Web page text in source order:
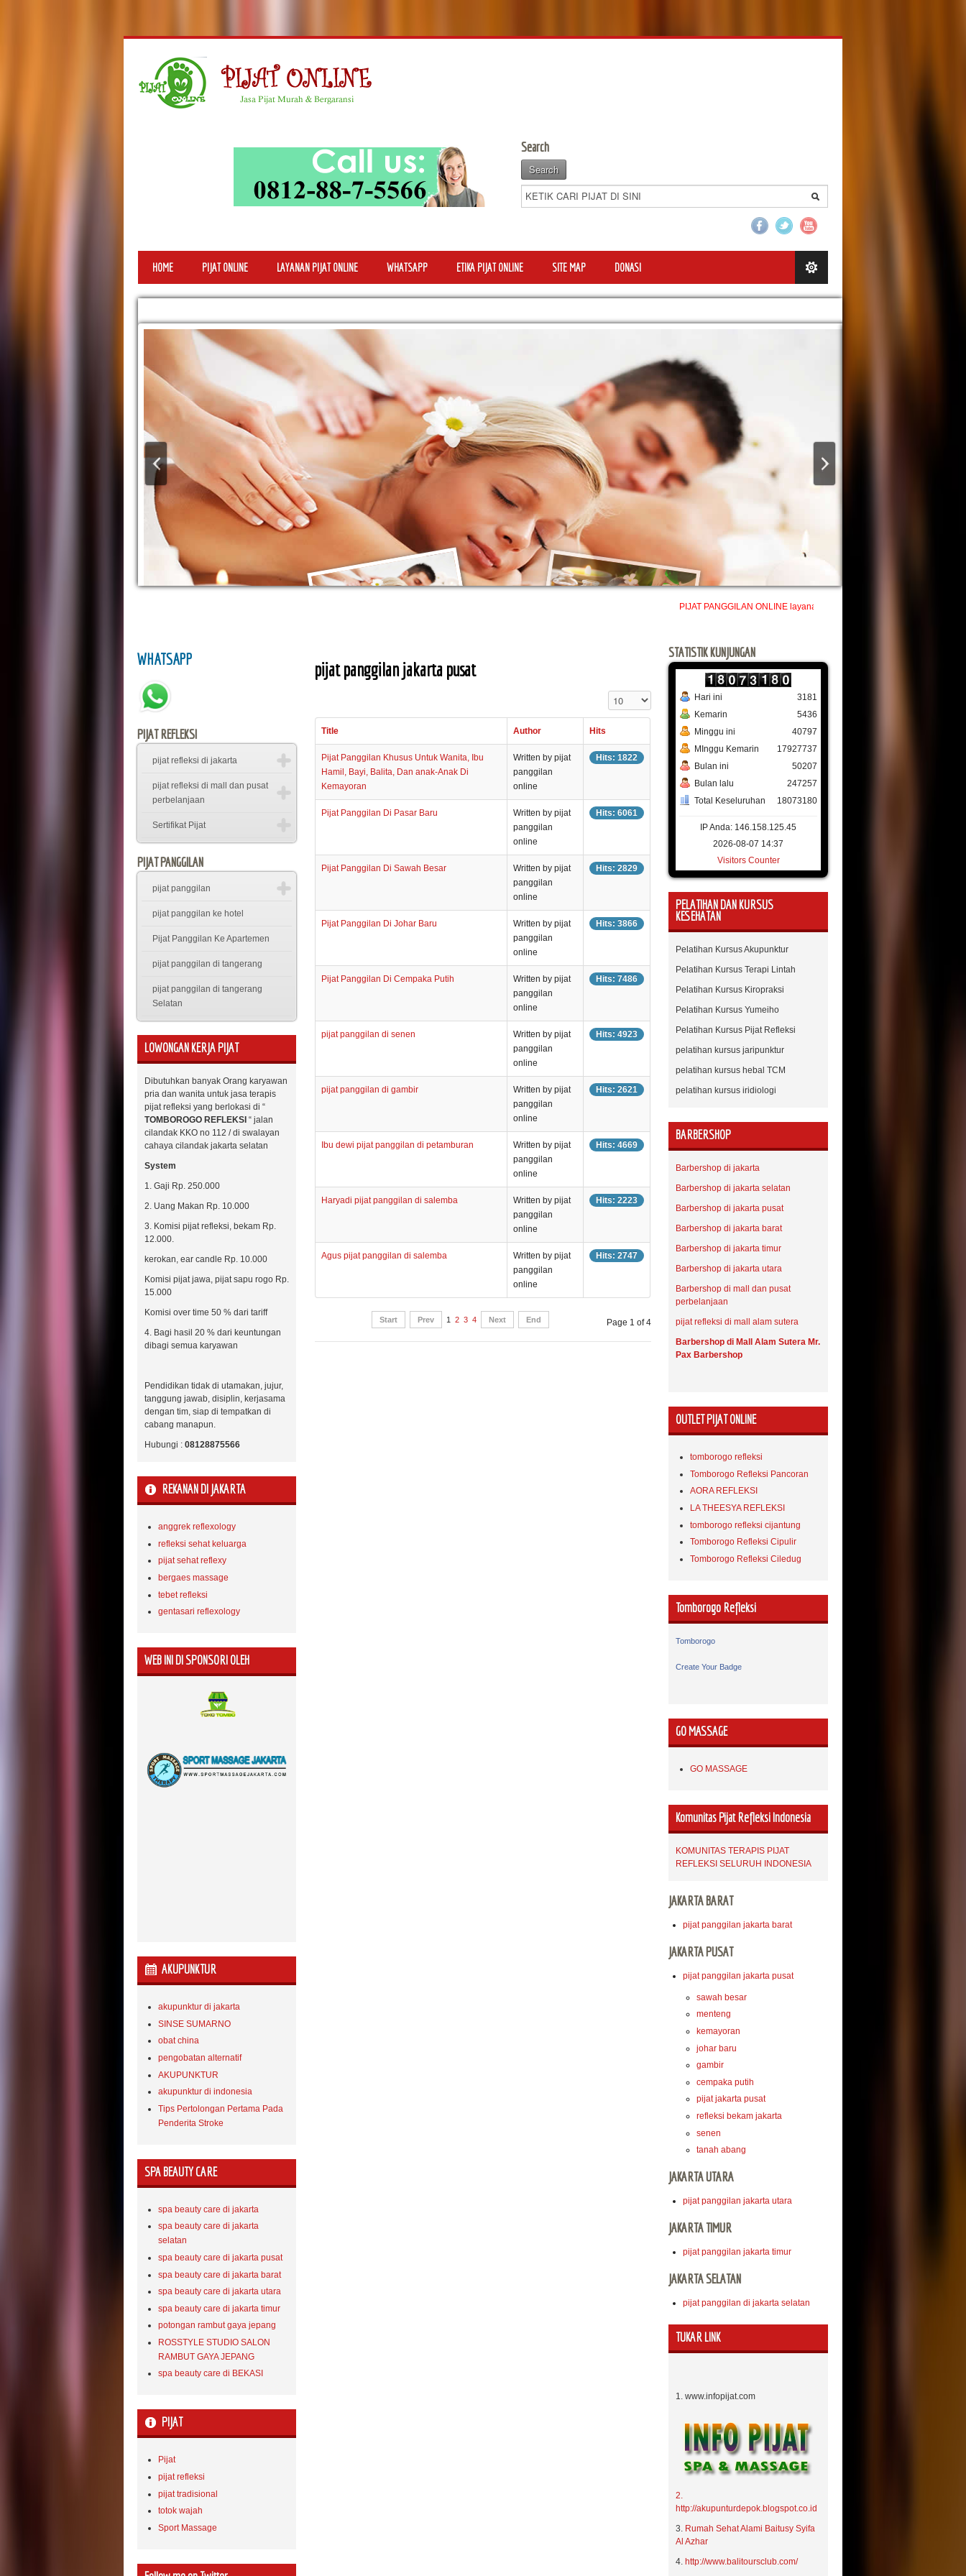
Search
HOME PIJAT ONLINE LAYANAN PIJAT ONLINE WHATSAPP ETIKA PIJAT ONLINE SITE MAP DONASI
PIJAT PANGGILAN ONLINE layanan profesional pijat refleksi tradisional
pijat panggilan jakarta pusat
Display #
Title Author Hits
Pijat Panggilan Khusus Untuk Wanita, Ibu
Hamil, Bayi, Balita, Dan anak-Anak Di
Kemayoran
Written by pijat
panggilan
online
Hits: 1822
Pijat Panggilan Di Pasar Baru
Written by pijat
panggilan
online
Hits: 6061
Pijat Panggilan Di Sawah Besar
Written by pijat
panggilan
online
Hits: 2829
Pijat Panggilan Di Johar Baru
Written by pijat
panggilan
online
Hits: 3866
Pijat Panggilan Di Cempaka Putih
Written by pijat
panggilan
online
Hits: 7486
pijat panggilan di senen
Written by pijat
panggilan
online
Hits: 4923
pijat panggilan di gambir
Written by pijat
panggilan
online
Hits: 2621
Ibu dewi pijat panggilan di petamburan
Written by pijat
panggilan
online
Hits: 4669
Haryadi pijat panggilan di salemba
Written by pijat
panggilan
online
Hits: 2223
Agus pijat panggilan di salemba
Written by pijat
panggilan
online
Hits: 2747
Page 1 of 4
Start Prev 1 2 3 4 Next End
WHATSAPP
PIJAT REFLEKSI
pijat refleksi di jakarta
pijat refleksi di mall dan pusat
perbelanjaan
Sertifikat Pijat
PIJAT PANGGILAN
pijat panggilan
pijat panggilan ke hotel
Pijat Panggilan Ke Apartemen
pijat panggilan di tangerang
pijat panggilan di tangerang
Selatan
LOWONGAN KERJA PIJAT
Dibutuhkan banyak Orang karyawan
pria dan wanita untuk jasa terapis
pijat refleksi yang berlokasi di “
TOMBOROGO REFLEKSI “ jalan
cilandak KKO no 112 / di swalayan
cahaya cilandak jakarta selatan
System
1. Gaji Rp. 250.000
2. Uang Makan Rp. 10.000
3. Komisi pijat refleksi, bekam Rp.
12.000.
kerokan, ear candle Rp. 10.000
Komisi pijat jawa, pijat sapu rogo Rp.
15.000
Komisi over time 50 % dari tariff
4. Bagi hasil 20 % dari keuntungan
dibagi semua karyawan
Pendidikan tidak di utamakan, jujur,
tanggung jawab, disiplin, kerjasama
dengan tim, siap di tempatkan di
cabang manapun.
Hubungi :08128875566
REKANAN DI JAKARTA
anggrek reflexology
refleksi sehat keluarga
pijat sehat reflexy
bergaes massage
tebet refleksi
gentasari reflexology
WEB INI DI SPONSORI OLEH
AKUPUNKTUR
akupunktur di jakarta
SINSE SUMARNO
obat china
pengobatan alternatif
AKUPUNKTUR
akupunktur di indonesia
Tips Pertolongan Pertama Pada
Penderita Stroke
SPA BEAUTY CARE
spa beauty care di jakarta
spa beauty care di jakarta
selatan
spa beauty care di jakarta pusat
spa beauty care di jakarta barat
spa beauty care di jakarta utara
spa beauty care di jakarta timur
potongan rambut gaya jepang
ROSSTYLE STUDIO SALON
RAMBUT GAYA JEPANG
spa beauty care di BEKASI
PIJAT
Pijat
pijat refleksi
pijat tradisional
totok wajah
Sport Massage
STATISTIK KUNJUNGAN
Hari ini
Kemarin
Minggu ini
MInggu Kemarin
Bulan ini
Bulan lalu
Total Keseluruhan
3181
5436
40797
17927737
50207
247257
18073180
IP Anda: 146.158.125.45
2026-08-07 14:37
Visitors Counter
PELATIHAN DAN KURSUS
KESEHATAN
Pelatihan Kursus Akupunktur
Pelatihan Kursus Terapi Lintah
Pelatihan Kursus Kiropraksi
Pelatihan Kursus Yumeiho
Pelatihan Kursus Pijat Refleksi
pelatihan kursus jaripunktur
pelatihan kursus hebal TCM
pelatihan kursus iridiologi
BARBERSHOP
Barbershop di jakarta
Barbershop di jakarta selatan
Barbershop di jakarta pusat
Barbershop di jakarta barat
Barbershop di jakarta timur
Barbershop di jakarta utara
Barbershop di mall dan pusat
perbelanjaan
pijat refleksi di mall alam sutera
Barbershop di Mall Alam Sutera Mr.
Pax Barbershop
OUTLET PIJAT ONLINE
tomborogo refleksi
Tomborogo Refleksi Pancoran
AORA REFLEKSI
LA THEESYA REFLEKSI
tomborogo refleksi cijantung
Tomborogo Refleksi Cipulir
Tomborogo Refleksi Ciledug
Tomborogo Refleksi
Tomborogo
Create Your Badge
GO MASSAGE
GO MASSAGE
Komunitas Pijat Refleksi Indonesia
KOMUNITAS TERAPIS PIJAT
REFLEKSI SELURUH INDONESIA
JAKARTA BARAT
pijat panggilan jakarta barat
JAKARTA PUSAT
pijat panggilan jakarta pusat
sawah besar
menteng
kemayoran
johar baru
gambir
cempaka putih
pijat jakarta pusat
refleksi bekam jakarta
senen
tanah abang
JAKARTA UTARA
pijat panggilan jakarta utara
JAKARTA TIMUR
pijat panggilan jakarta timur
JAKARTA SELATAN
pijat panggilan di jakarta selatan
TUKAR LINK
1. www.infopijat.com
2.
http://akupunturdepok.blogspot.co.id
3. Rumah Sehat Alami Baitusy Syifa
Al Azhar
4. http://www.balitoursclub.com/